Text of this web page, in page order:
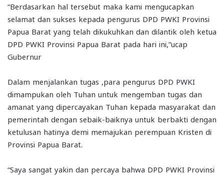
“Berdasarkan hal tersebut maka kami mengucapkan
selamat dan sukses kepada pengurus DPD PWKI Provinsi
Papua Barat yang telah dikukuhkan dan dilantik oleh ketua
DPD PWKI Provinsi Papua Barat pada hari ini,”ucap
Gubernur
Dalam menjalankan tugas ,para pengurus DPD PWKI
dimampukan oleh Tuhan untuk mengemban tugas dan
amanat yang dipercayakan Tuhan kepada masyarakat dan
pemerintah dengan sebaik-baiknya untuk berbakti dengan
ketulusan hatinya demi memajukan perempuan Kristen di
Provinsi Papua Barat.
“Saya sangat yakin dan percaya bahwa DPD PWKI Provinsi